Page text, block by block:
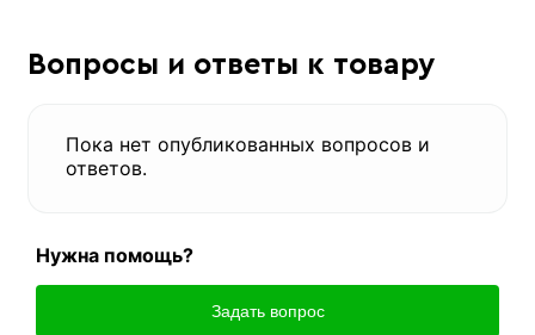
Вопросы и ответы к товару
Пока нет опубликованных вопросов и
ответов.
Нужна помощь?
Задать вопрос